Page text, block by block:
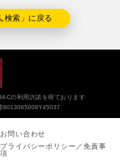
検索」に戻る
の利用許諾を得ております
9013065008Y45037
お問い合わせ
プライバシーポリシー／免責事
項